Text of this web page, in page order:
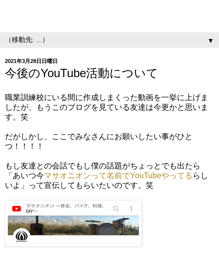
▼
2021年3月28日日曜日
今後のYouTube活動について
職業訓練校にいる間に作成しまくった動画を一挙に上げま
したが、もうこのブログを見ている友達は今更かと思いま
す。笑
だがしかし、ここでみなさんにお願いしたい事がひと
つ！！！！
もし友達との会話でもし僕の話題がちょっとでも出たら
「あいつ今マサオニオンって名前でYouTubeやってる らし
いよ」って宣伝してもらいたいのです。笑